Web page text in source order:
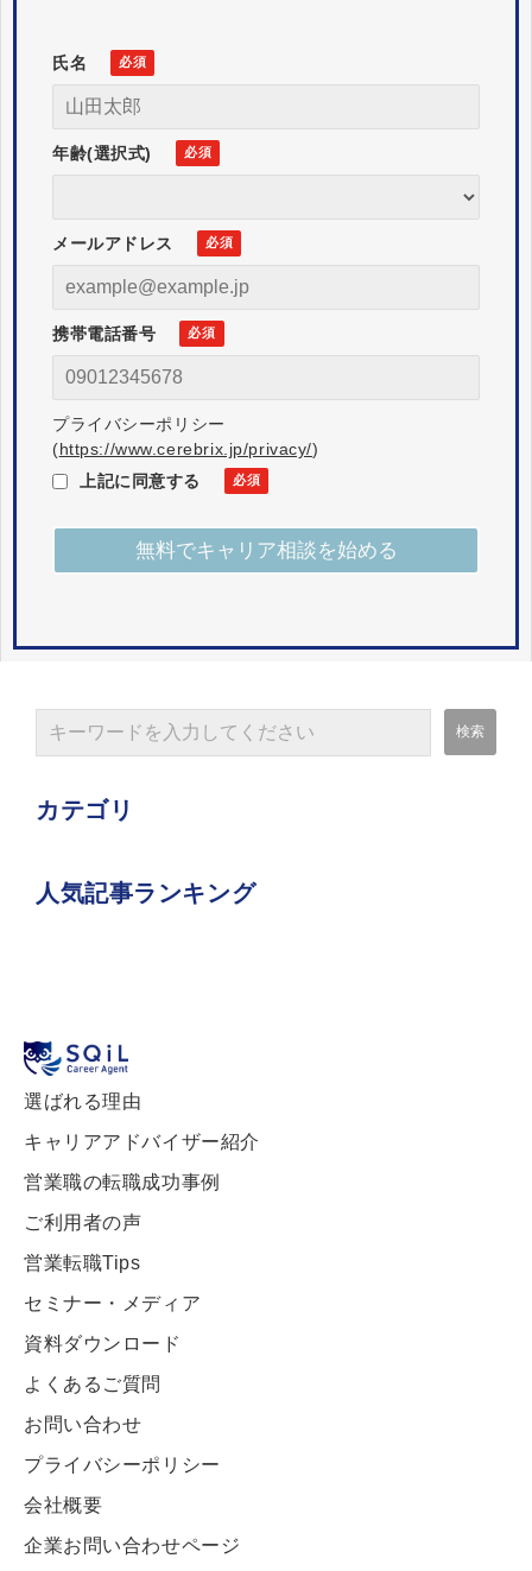
氏名
年齢(選択式)
メールアドレス
携帯電話番号
プライバシーポリシー
(https://www.cerebrix.jp/privacy/)
上記に同意する
カテゴリ
人気記事ランキング
選ばれる理由
キャリアアドバイザー紹介
営業職の転職成功事例
ご利用者の声
営業転職Tips
セミナー・メディア
資料ダウンロード
よくあるご質問
お問い合わせ
プライバシーポリシー
会社概要
企業お問い合わせページ